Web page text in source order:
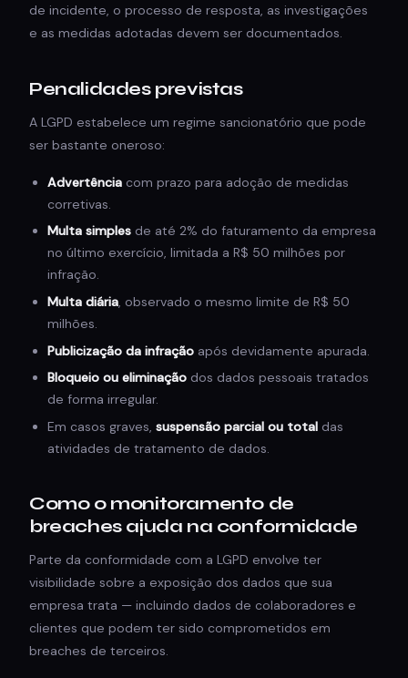
de incidente, o processo de resposta, as investigações
e as medidas adotadas devem ser documentados.
Penalidades previstas
A LGPD estabelece um regime sancionatório que pode
ser bastante oneroso:
Advertência com prazo para adoção de medidas
corretivas.
Multa simples de até 2% do faturamento da empresa
no último exercício, limitada a R$ 50 milhões por
infração.
Multa diária, observado o mesmo limite de R$ 50
milhões.
Publicização da infração após devidamente apurada.
Bloqueio ou eliminação dos dados pessoais tratados
de forma irregular.
Em casos graves, suspensão parcial ou total das
atividades de tratamento de dados.
Como o monitoramento de
breaches ajuda na conformidade
Parte da conformidade com a LGPD envolve ter
visibilidade sobre a exposição dos dados que sua
empresa trata — incluindo dados de colaboradores e
clientes que podem ter sido comprometidos em
breaches de terceiros.